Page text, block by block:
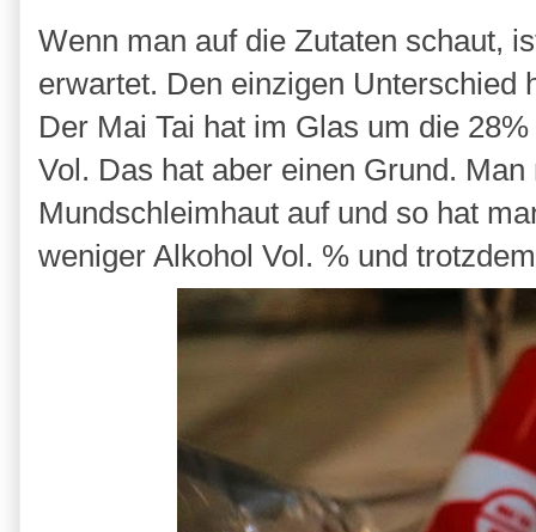
Wenn man auf die Zutaten schaut,
erwartet. Den einzigen Unterschied
Der Mai Tai hat im Glas um die
Vol. Das hat aber einen Grund.
Mundschleimhaut auf und so hat
weniger Alkohol Vol. % und